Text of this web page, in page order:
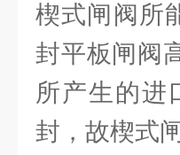
楔式闸阀所
封平板闸阀
所产生的进
封，故楔式